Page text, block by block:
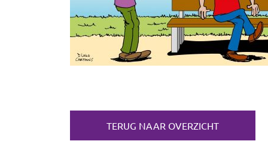
TERUG NAAR OVERZICHT